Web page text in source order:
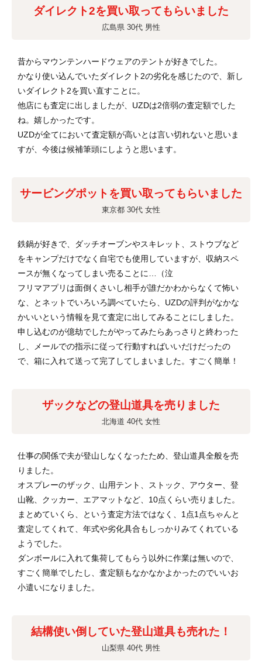
ダイレクト2を買い取ってもらいました
広島県 30代 男性
昔からマウンテンハードウェアのテントが好きでした。
かなり使い込んでいたダイレクト2の劣化を感じたので、新し
いダイレクト2を買い直すことに。
他店にも査定に出しましたが、UZDは2倍弱の査定額でした
ね。嬉しかったです。
UZDが全てにおいて査定額が高いとは言い切れないと思いま
すが、今後は候補筆頭にしようと思います。
サービングポットを買い取ってもらいました
東京都 30代 女性
鉄鍋が好きで、ダッチオーブンやスキレット、ストウブなど
をキャンプだけでなく自宅でも使用していますが、収納スペ
ースが無くなってしまい売ることに…（泣
フリマアプリは面倒くさいし相手が誰だかわからなくて怖い
な、とネットでいろいろ調べていたら、UZDの評判がなかな
かいいという情報を見て査定に出してみることにしました。
申し込むのが億劫でしたがやってみたらあっさりと終わった
し、メールでの指示に従って行動すればいいだけだったの
で、箱に入れて送って完了してしまいました。すごく簡単！
ザックなどの登山道具を売りました
北海道 40代 女性
仕事の関係で夫が登山しなくなったため、登山道具全般を売
りました。
オスプレーのザック、山用テント、ストック、アウター、登
山靴、クッカー、エアマットなど、10点くらい売りました。
まとめていくら、という査定方法ではなく、1点1点ちゃんと
査定してくれて、年式や劣化具合もしっかりみてくれている
ようでした。
ダンボールに入れて集荷してもらう以外に作業は無いので、
すごく簡単でしたし、査定額もなかなかよかったのでいいお
小遣いになりました。
結構使い倒していた登山道具も売れた！
山梨県 40代 男性